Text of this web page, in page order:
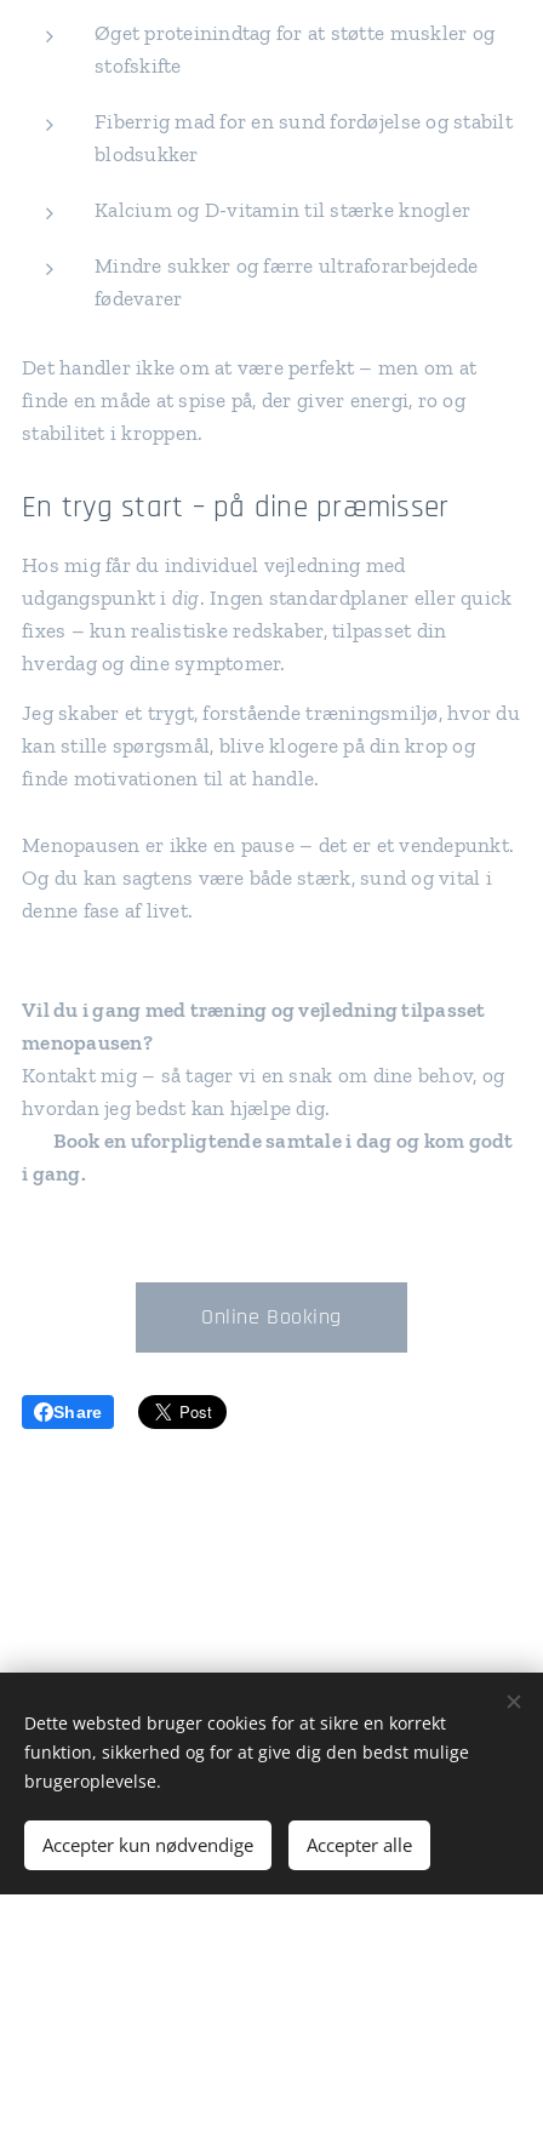
Øget proteinindtag for at støtte muskler og
stofskifte
Fiberrig mad for en sund fordøjelse og stabilt
blodsukker
Kalcium og D-vitamin til stærke knogler
Mindre sukker og færre ultraforarbejdede
fødevarer
Det handler ikke om at være perfekt – men om at
finde en måde at spise på, der giver energi, ro og
stabilitet i kroppen.
En tryg start – på dine præmisser
Hos mig får du individuel vejledning med
udgangspunkt i dig. Ingen standardplaner eller quick
fixes – kun realistiske redskaber, tilpasset din
hverdag og dine symptomer.
Jeg skaber et trygt, forstående træningsmiljø, hvor du
kan stille spørgsmål, blive klogere på din krop og
finde motivationen til at handle.
Menopausen er ikke en pause – det er et vendepunkt.
Og du kan sagtens være både stærk, sund og vital i
denne fase af livet.
Vil du i gang med træning og vejledning tilpasset
menopausen?
Kontakt mig – så tager vi en snak om dine behov, og
hvordan jeg bedst kan hjælpe dig.
Book en uforpligtende samtale i dag og kom godt
i gang.
Online Booking
Share
Cookies
Dette websted bruger cookies for at sikre en korrekt
funktion, sikkerhed og for at give dig den bedst mulige
brugeroplevelse.
Accepter kun nødvendige Accepter alle